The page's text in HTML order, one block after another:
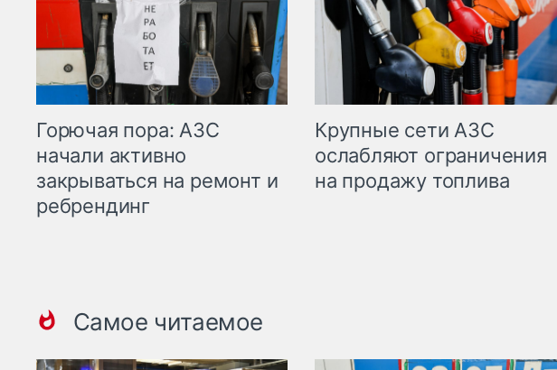
Горючая пора: АЗС
начали активно
закрываться на ремонт и
ребрендинг
Крупные сети АЗС
ослабляют ограничения
на продажу топлива
Самое читаемое